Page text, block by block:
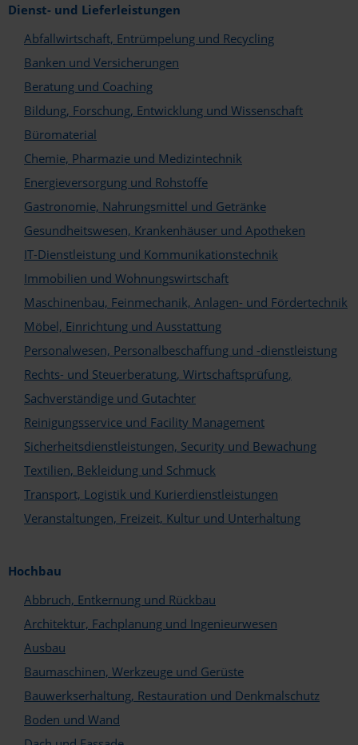
Hersteller und Handel
Fachunternehmen
Abbruch und Sanierung
Aufzugs- und Fördertechnik
Ausbau
Baugeräte und Baustoffe
Bauwerkserhaltung
Dienst- und Lieferleistungen
Abfallwirtschaft, Entrümpelung und Recycling
Banken und Versicherungen
Beratung und Coaching
Bildung, Forschung, Entwicklung und Wissenschaft
Büromaterial
Chemie, Pharmazie und Medizintechnik
Energieversorgung und Rohstoffe
Gastronomie, Nahrungsmittel und Getränke
Gesundheitswesen, Krankenhäuser und Apotheken
IT-Dienstleistung und Kommunikationstechnik
Immobilien und Wohnungswirtschaft
Maschinenbau, Feinmechanik, Anlagen- und Fördertechnik
Möbel, Einrichtung und Ausstattung
Personalwesen, Personalbeschaffung und -dienstleistung
Rechts- und Steuerberatung, Wirtschaftsprüfung,
Sachverständige und Gutachter
Reinigungsservice und Facility Management
Sicherheitsdienstleistungen, Security und Bewachung
Textilien, Bekleidung und Schmuck
Transport, Logistik und Kurierdienstleistungen
Veranstaltungen, Freizeit, Kultur und Unterhaltung
Hochbau
Abbruch, Entkernung und Rückbau
Architektur, Fachplanung und Ingenieurwesen
Ausbau
Baumaschinen, Werkzeuge und Gerüste
Bauwerkserhaltung, Restauration und Denkmalschutz
Boden und Wand